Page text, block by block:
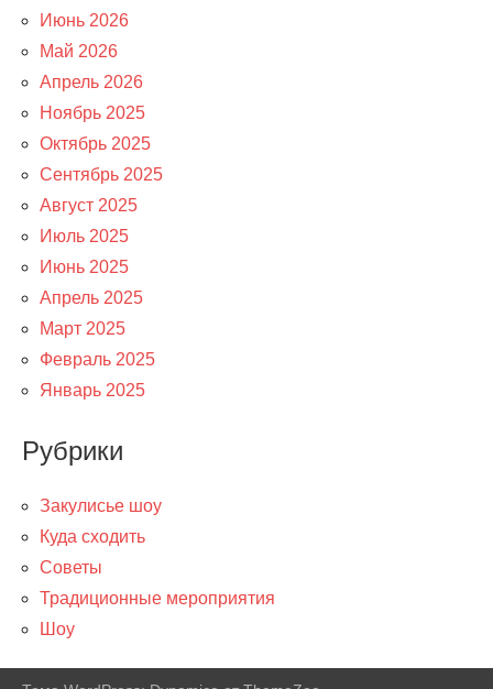
Июнь 2026
Май 2026
Апрель 2026
Ноябрь 2025
Октябрь 2025
Сентябрь 2025
Август 2025
Июль 2025
Июнь 2025
Апрель 2025
Март 2025
Февраль 2025
Январь 2025
Рубрики
Закулисье шоу
Куда сходить
Советы
Традиционные мероприятия
Шоу